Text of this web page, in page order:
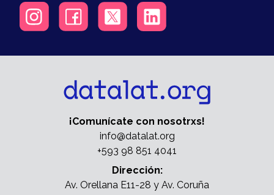
¡Comunícate con nosotrxs!
info@datalat.org
+593 98 851 4041
Dirección:
Av. Orellana E11-28 y Av. Coruña